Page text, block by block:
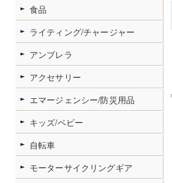
食品
ライティング/チャージャー
アンブレラ
アクセサリー
エマージェンシー/防災用品
キッズ/ベビー
自転車
モーターサイクリングギア